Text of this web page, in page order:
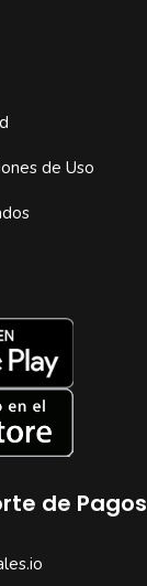
de Uso
de Pagos